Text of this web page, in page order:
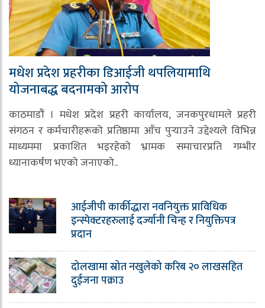
मधेश प्रदेश प्रहरीका डिआईजी थपलियामाथि
योजनाबद्ध बदनामको आरोप
काठमाडौं । मधेश प्रदेश प्रहरी कार्यालय, जनकपुरधामले प्रहरी
संगठन र कर्मचारीहरूको प्रतिष्ठामा आँच पुर्‍याउने उद्देश्यले विभिन्न
माध्यममा प्रकाशित भइरहेको भ्रामक समाचारप्रति गम्भीर
ध्यानाकर्षण भएको जनाएको..
आईजीपी कार्कीद्धारा नवनियुक्त प्राविधिक
इन्स्पेक्टरहरुलाई दर्ज्यानी चिन्ह र नियुक्तिपत्र
प्रदान
दोलखामा स्रोत नखुलेको करिब २० लाखसहित
दुईजना पक्राउ